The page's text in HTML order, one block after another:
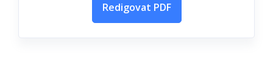
Redigovat PDF